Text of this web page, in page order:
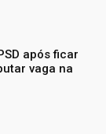
após ficar
vaga na